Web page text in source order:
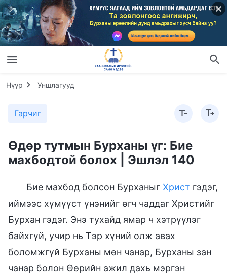
Нүүр Уншлагууд
Гарчиг
Өдөр тутмын Бурханы үг: Бие
махбодтой болох | Эшлэл 140
Бие махбод болсон Бурханыг Христ гэдэг,
иймээс хүмүүст үнэнийг өгч чаддаг Христийг
Бурхан гэдэг. Энэ тухайд ямар ч хэтрүүлэг
байхгүй, учир нь Тэр хүний олж авах
боломжгүй Бурханы мөн чанар, Бурханы зан
чанар болон Өөрийн ажил дахь мэргэн